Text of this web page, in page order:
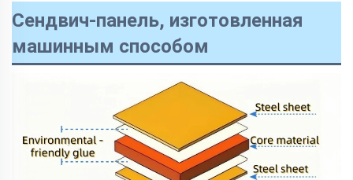
Сендвич-панель, изготовленная
машинным способом